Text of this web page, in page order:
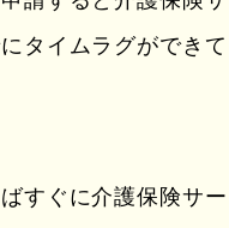
タイムラグができて
すぐに介護保険サー